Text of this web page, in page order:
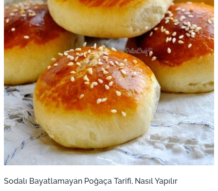
Sodalı Bayatlamayan Poğaça Tarifi, Nasıl Yapılır